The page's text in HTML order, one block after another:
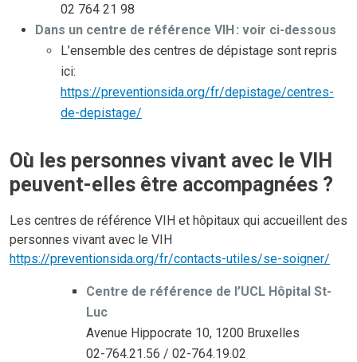
02 764 21 98
Dans un centre de référence VIH : voir ci-dessous
L’ensemble des centres de dépistage sont repris
ici:
https://preventionsida.org/fr/depistage/centres-
de-depistage/
Où les personnes vivant avec le VIH
peuvent-elles être accompagnées ?
Les centres de référence VIH et hôpitaux qui accueillent des
personnes vivant avec le VIH
https://preventionsida.org/fr/contacts-utiles/se-soigner/
Centre de référence de l’UCL Hôpital St-
Luc
Avenue Hippocrate 10, 1200 Bruxelles
02-764.21.56 / 02-764.19.02